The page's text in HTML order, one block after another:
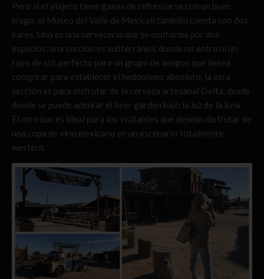
Pero si el viajero tiene ganas de refrescarse con un buen
trago, el Museo del Valle de Mexicali también cuenta con dos
bares. Uno es una cervecería que se conforma por dos
espacios, una sección es subterránea, donde no entra ni un
rayo de sol, perfecto para un grupo de amigos que desea
conspirar para establecer el hedonismo absoluto, la otra
sección es para disfrutar de la cerveza artesanal Delta, desde
donde se puede admirar el beer garden bajo la luz de la luna.
El otro bar es ideal para los visitantes que desean disfrutar de
una copa de vino mexicano en un escenario totalmente
western.